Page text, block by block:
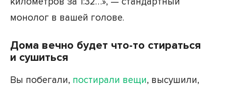
монолог в вашей голове.
Дома вечно будет что-то стираться
и сушиться
Вы побегали, постирали вещи, высушили,